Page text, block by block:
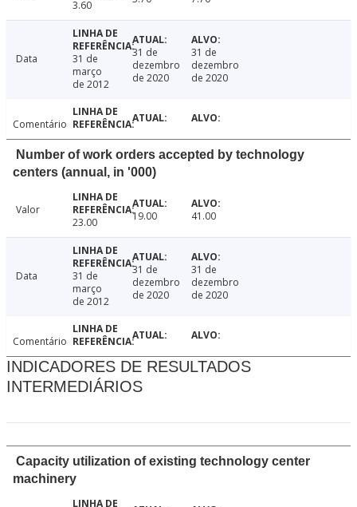
3.60
Data
31 de
março
de 2012
31 de
dezembro
de 2020
31 de
dezembro
de 2020
Comentário
Number of work orders accepted by technology
centers (annual, in '000)
Valor
23.00
19.00 41.00
Data
31 de
março
de 2012
31 de
dezembro
de 2020
31 de
dezembro
de 2020
Comentário
INDICADORES DE RESULTADOS
INTERMEDIÁRIOS
Capacity utilization of existing technology center
machinery